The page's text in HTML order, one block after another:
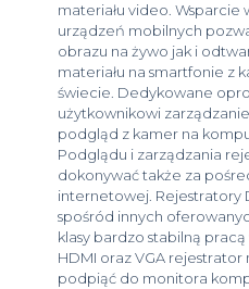
materiału video. Wsparcie
urządzeń mobilnych
obrazu na żywo jak i
materiału na smartfonie z
świecie. Dedykowane
użytkownikowi
podgląd z kamer na
Podglądu i zarządzania
dokonywać także za
internetowej. Rejestratory
spośród innych
klasy bardzo stabilną pracą
HDMI oraz VGA
podpiąć do monitora